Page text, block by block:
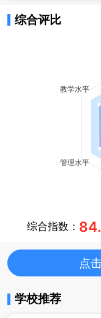
综合评比
综合指数：
点
学校推荐